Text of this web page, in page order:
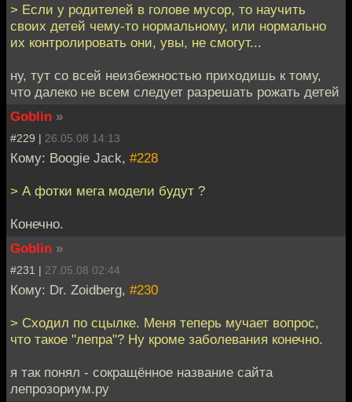
> Если у родителей в голове мусор, то научить
своих детей чему-то нормальному, или нормально
их контролировать они, увы, не смогут...
ну, тут со всей неизбежностью приходишь к тому,
что далеко не всем следует разрешать рожать детей
Goblin »
#229 | 26.05.08 14:13
Кому: Boogie Jack, #228
> А фотки мега модели будут ?
Конечно.
Goblin »
#231 | 27.05.08 02:44
Кому: Dr. Zoidberg, #230
> Сходил по сцылке. Меня теперь мучает вопрос,
что такое "лепра"? Ну кроме заболевания конечно.
я так понял - сокращённое название сайта
лепрозориум.ру